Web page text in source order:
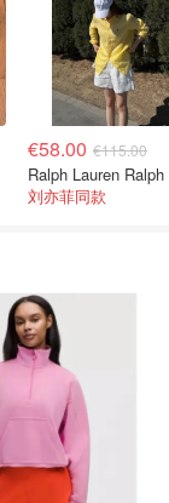
€58.00 €115.00
刘亦菲同款